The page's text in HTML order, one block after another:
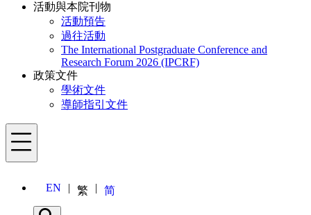
活動與本院刊物
活動預告
過往活動
The International Postgraduate Conference and
Research Forum 2026 (IPCRF)
政策文件
學術文件
導師指引文件
Menu
EN 繁 简
Search